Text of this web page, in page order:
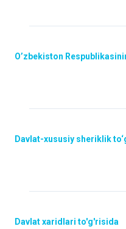
O’zbekiston
Davlat-xususiy sheriklik
Davlat xaridlari to'g'risida